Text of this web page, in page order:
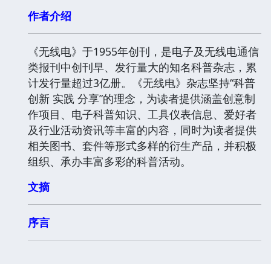
作者介绍
《无线电》于1955年创刊，是电子及无线电通信
类报刊中创刊早、发行量大的知名科普杂志，累
计发行量超过3亿册。《无线电》杂志坚持“科普
创新 实践 分享”的理念，为读者提供涵盖创意制
作项目、电子科普知识、工具仪表信息、爱好者
及行业活动资讯等丰富的内容，同时为读者提供
相关图书、套件等形式多样的衍生产品，并积极
组织、承办丰富多彩的科普活动。
文摘
序言